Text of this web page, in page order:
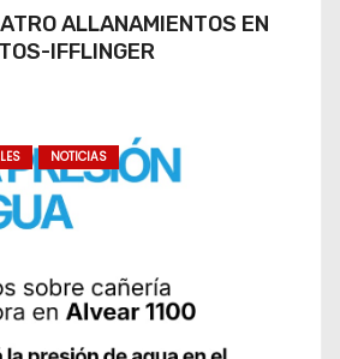
ALLANAMIENTOS EN
IFFLINGER
NOTICIAS